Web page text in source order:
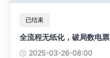
已结束
全流程无纸化，破局数电票
2025-03-26-08:00